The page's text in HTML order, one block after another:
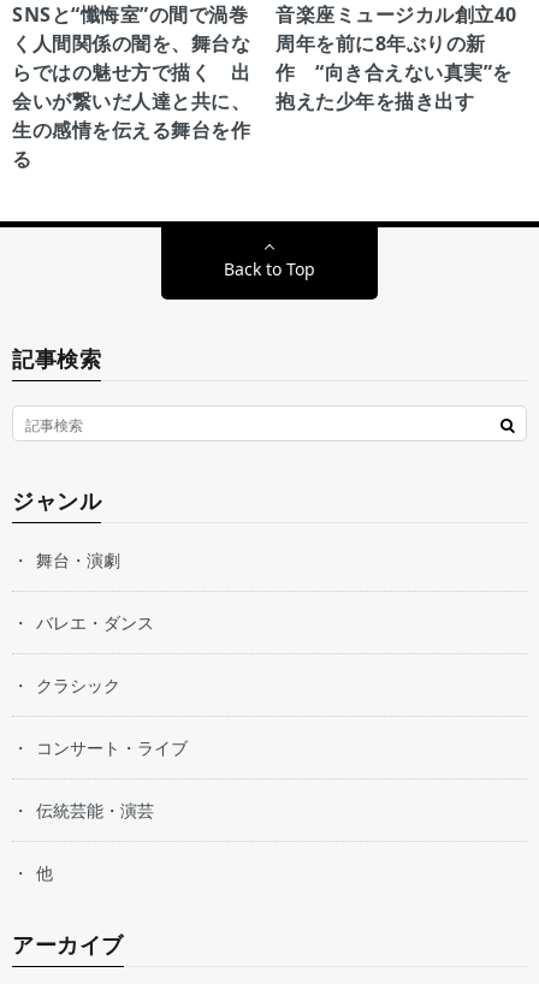
SNSと“懺悔室”の間で渦巻
く人間関係の闇を、舞台な
らではの魅せ方で描く 出
会いが繋いだ人達と共に、
生の感情を伝える舞台を作
る
音楽座ミュージカル創立40
周年を前に8年ぶりの新
作 “向き合えない真実”を
抱えた少年を描き出す
Back to Top
記事検索
ジャンル
舞台・演劇
バレエ・ダンス
クラシック
コンサート・ライブ
伝統芸能・演芸
他
アーカイブ